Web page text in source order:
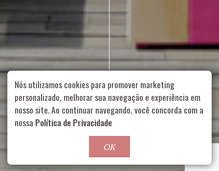
Rua Aurélia, 1714 – Vila Romana, São Paulo – SP | 55 11
99178-5848 | contato@nucleofood.com
Role para continar
Nós utilizamos cookies para promover marketing
personalizado, melhorar sua navegação e experiência em
nosso site. Ao continuar navegando, você concorda com a
nossa Política de Privacidade
OK